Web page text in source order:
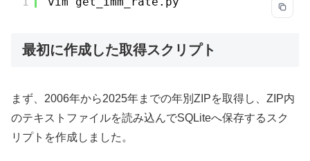
最初に作成した取得スクリプト
まず、2006年から2025年までの年別ZIPを取得し、ZIP内
のテキストファイルを読み込んでSQLiteへ保存するスク
リプトを作成しました。